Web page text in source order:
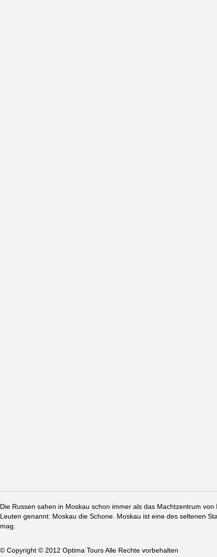
Die Russen sahen in Moskau schon immer als das Machtzentrum
Leuten genannt: Moskau die Schone. Moskau ist eine des seltenen
mag.
© Copyright © 2012 Optima Tours Alle Rechte vorbehalten